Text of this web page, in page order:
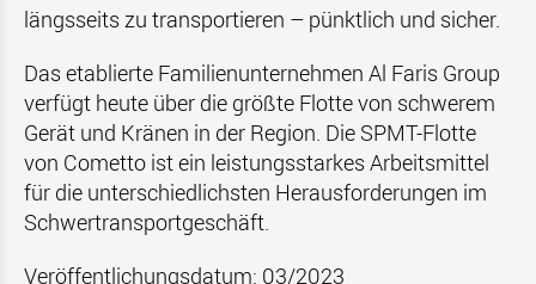
längsseits zu transportieren – pünktlich und sicher.
Das etablierte Familienunternehmen Al Faris Group
verfügt heute über die größte Flotte von schwerem
Gerät und Kränen in der Region. Die SPMT-Flotte
von Cometto ist ein leistungsstarkes Arbeitsmittel
für die unterschiedlichsten Herausforderungen im
Schwertransportgeschäft.
Veröffentlichungsdatum: 03/2023